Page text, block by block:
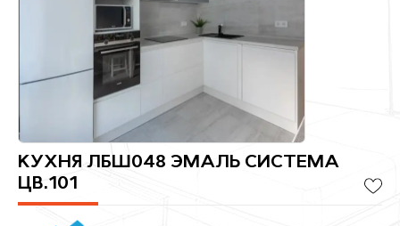
КУХНЯ ЛБШ048 ЭМАЛЬ СИСТЕМА
ЦВ.101